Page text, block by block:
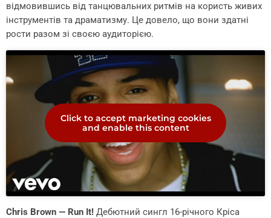
відмовившись від танцювальних ритмів на користь живих
інструментів та драматизму. Це довело, що вони здатні
рости разом зі своєю аудиторією.
Click to accept marketing cookies
and enable this content
Chris Brown — Run It! Дебютний сингл 16-річного Кріса